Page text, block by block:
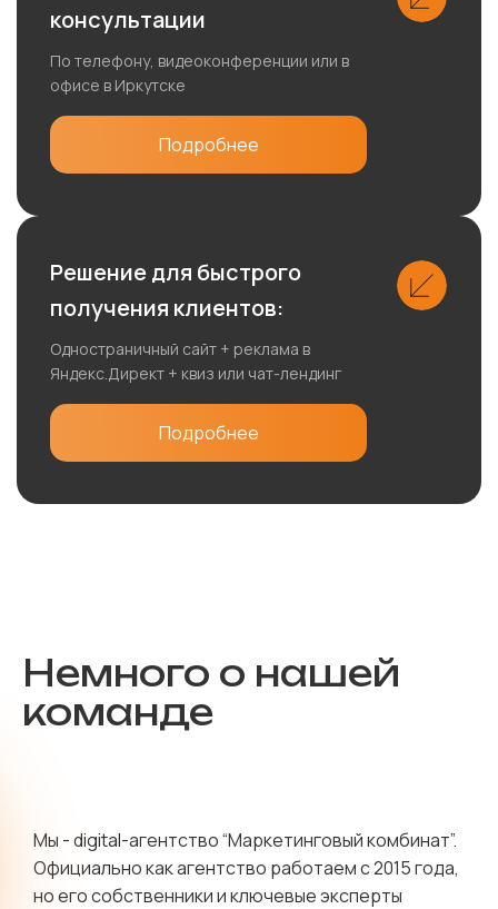
консультации
По телефону, видеоконференции или в
офисе в Иркутске
Подробнее
Решение для быстрого
получения клиентов:
Одностраничный сайт + реклама в
Яндекс.Директ + квиз или чат-лендинг
Подробнее
Немного о нашей
команде
Мы - digital-агентство “Маркетинговый комбинат”.
Официально как агентство работаем с 2015 года,
но его собственники и ключевые эксперты